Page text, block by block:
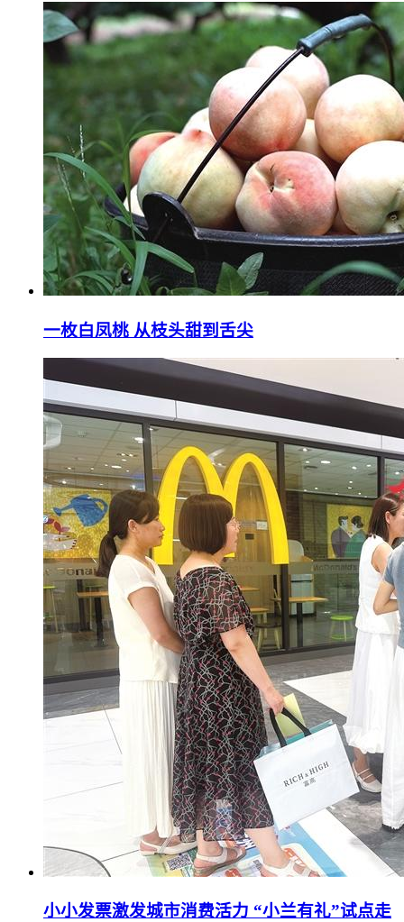
一枚白凤桃 从枝头甜到舌尖
小小发票激发城市消费活力 “小兰有礼”试点走